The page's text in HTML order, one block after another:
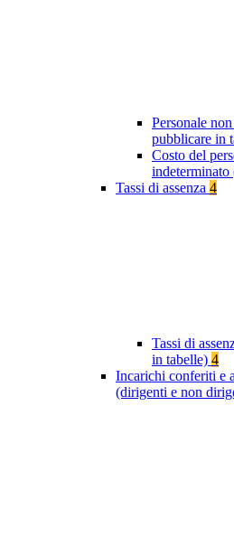
Personale
pubblicare in
Costo del
indeterminato
Tassi di assenza 4
Tassi di
in tabelle) 4
Incarichi conferiti e
(dirigenti e non